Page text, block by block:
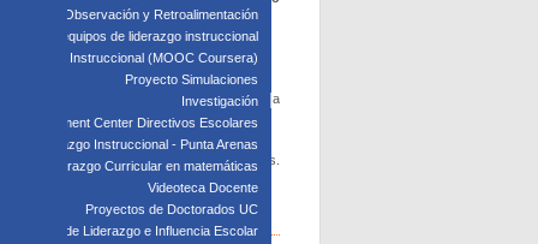
Observación y Retroalimentación
para equipos de liderazgo instruccional
Liderazgo Instruccional (MOOC Coursera)
Proyecto Simulaciones
Investigación
Assessment Center Directivos Escolares
de Liderazgo Instruccional - Punta Arenas
Liderazgo Curricular en matemáticas
Videoteca Docente
Proyectos de Doctorados UC
Laboratorio de Liderazgo e Influencia Escolar
educacionales.
la cabeza de una institución. Pero volviendo a
necesario que se movilicen las personas.
personas.